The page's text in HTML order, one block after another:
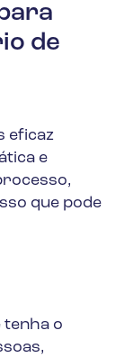
de
eficaz
e
que pode
tenha o